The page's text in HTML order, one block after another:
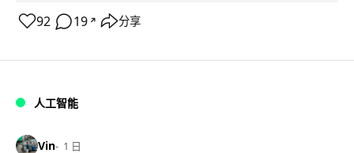
92 19 ↗ 分享
人工智能
Vin 1 日